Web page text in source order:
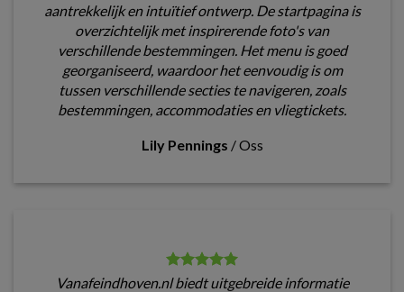
aantrekkelijk en intuïtief ontwerp. De startpagina is
overzichtelijk met inspirerende foto's van
verschillende bestemmingen. Het menu is goed
georganiseerd, waardoor het eenvoudig is om
tussen verschillende secties te navigeren, zoals
bestemmingen, accommodaties en vliegtickets.
Lily Pennings /Oss
Vanafeindhoven.nl biedt uitgebreide informatie